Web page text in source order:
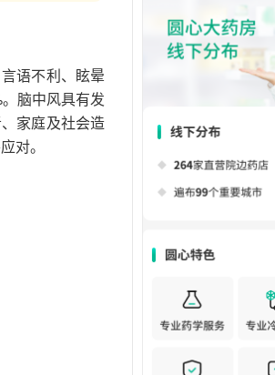
语不利、眩晕
脑中风具有发
家庭及社会造
对。